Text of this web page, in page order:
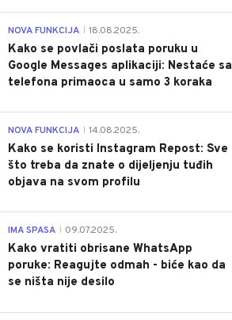
NOVA FUNKCIJA 18.08.2025.
Kako se povlači poslata poruku u
Google Messages aplikaciji: Nestaće sa
telefona primaoca u samo 3 koraka
NOVA FUNKCIJA 14.08.2025.
Kako se koristi Instagram Repost: Sve
što treba da znate o dijeljenju tuđih
objava na svom profilu
IMA SPASA 09.07.2025.
Kako vratiti obrisane WhatsApp
poruke: Reagujte odmah - biće kao da
se ništa nije desilo